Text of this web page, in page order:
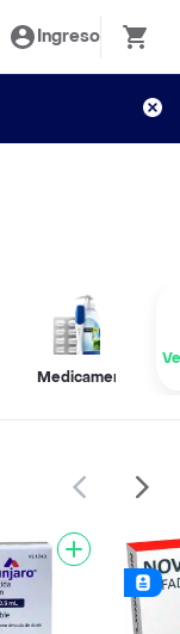
Ingreso
Medicamentos